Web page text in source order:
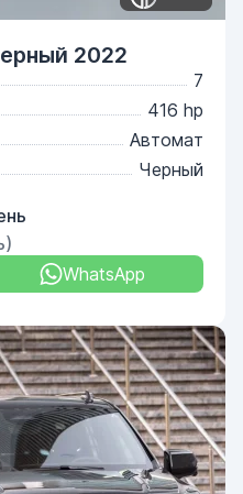
2022
7
416 hp
Автомат
Черный
WhatsApp